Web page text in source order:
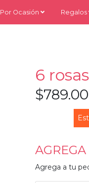
Por Ocasión Regalos
6
AGREGA
Agrega a tu